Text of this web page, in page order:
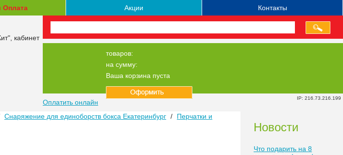
IP: 216.73.216.199
Оплата Акции Контакты
кабинет
товаров:
на сумму:
Ваша корзина пуста
Оплатить онлайн
Снаряжение для единоборств бокса Екатеринбург /
Перчатки и
Новости
Что подарить на 8